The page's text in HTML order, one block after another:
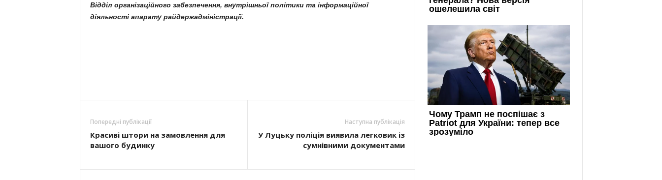
Відділ організаційного забезпечення, внутрішньої політики та інформаційної
діяльності апарату райдержадміністрації.
Попередні публікації
Красиві штори на замовлення для
вашого будинку
Наступна публікація
У Луцьку поліція виявила легковик із
сумнівними документами